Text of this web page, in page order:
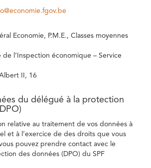
Economie, P.M.E., Classes moyennes
de l’Inspection économique – Service
II, 16
du délégué à la protection
relative au traitement de vos données à
et à l’exercice de des droits que vous
pouvez prendre contact avec le
des données (DPO) du SPF